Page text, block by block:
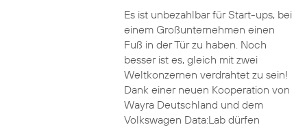
Es ist unbezahlbar für Start-ups, bei
einem Großunternehmen einen
Fuß in der Tür zu haben. Noch
besser ist es, gleich mit zwei
Weltkonzernen verdrahtet zu sein!
Dank einer neuen Kooperation von
Wayra Deutschland und dem
Volkswagen Data:Lab dürfen